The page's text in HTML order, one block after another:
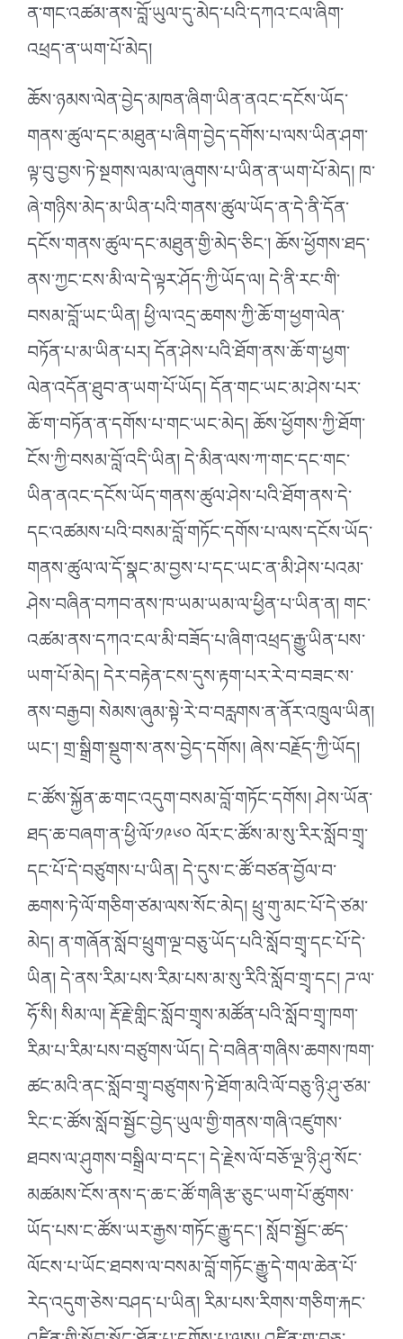
ན་གང་འཚམ་ནས་བློ་ཡུལ་དུ་མེད་པའི་དཀའ་ངལ་ཞིག་
འཕྲད་ན་ཡག་པོ་མེད།
ཆོས་ཉམས་ལེན་བྱེད་མཁན་ཞིག་ཡིན་ནའང་དངོས་ཡོད་
གནས་ཚུལ་དང་མཐུན་པ་ཞིག་བྱེད་དགོས་པ་ལས་ཡིན་ཤག་
ལྟ་བུ་བྱས་ཏེ་སྔགས་ལམ་ལ་ཞུགས་པ་ཡིན་ན་ཡག་པོ་མེད། ཁ་
ཞེ་གཉིས་མེད་མ་ཡིན་པའི་གནས་ཚུལ་ཡོད་ན་དེ་ནི་དོན་
དངོས་གནས་ཚུལ་དང་མཐུན་གྱི་མེད་ཅིང༌། ཆོས་ཕྱོགས་ཐད་
ནས་ཀྱང་ངས་མི་ལ་དེ་ལྟར་ཤོད་ཀྱི་ཡོད་ལ། དེ་ནི་རང་གི་
བསམ་བློ་ཡང་ཡིན། ཕྱི་ལ་འདྲ་ཆགས་ཀྱི་ཆོ་ག་ཕྱག་ལེན་
བཏོན་པ་མ་ཡིན་པར། དོན་ཤེས་པའི་ཐོག་ནས་ཆོ་ག་ཕྱག་
ལེན་འདོན་ཐུབ་ན་ཡག་པོ་ཡོད། དོན་གང་ཡང་མ་ཤེས་པར་
ཆོ་ག་བཏོན་ན་དགོས་པ་གང་ཡང་མེད། ཆོས་ཕྱོགས་ཀྱི་ཐོག་
ངོས་ཀྱི་བསམ་བློ་འདི་ཡིན། དེ་མིན་ལས་ཀ་གང་དང་གང་
ཡིན་ནའང་དངོས་ཡོད་གནས་ཚུལ་ཤེས་པའི་ཐོག་ནས་དེ་
དང་འཚམས་པའི་བསམ་བློ་གཏོང་དགོས་པ་ལས་དངོས་ཡོད་
གནས་ཚུལ་ལ་དོ་སྣང་མ་བྱས་པ་དང་ཡང་ན་མི་ཤེས་པའམ་
ཤེས་བཞིན་བཀབ་ནས་ཁ་ཡམ་ཡམ་ལ་ཕྱིན་པ་ཡིན་ན། གང་
འཚམ་ནས་དཀའ་ངལ་མི་བཟོད་པ་ཞིག་འཕྲད་རྒྱུ་ཡིན་པས་
ཡག་པོ་མེད། དེར་བརྟེན་ངས་དུས་རྟག་པར་རེ་བ་བཟང་ས་
ནས་བརྒྱབ། སེམས་ཞུམ་སྟེ་རེ་བ་བརླགས་ན་ནོར་འཁྲུལ་ཡིན།
ཡང༌། གྲ་སྒྲིག་སྡུག་ས་ནས་བྱེད་དགོས། ཞེས་བརྗོད་ཀྱི་ཡོད།
ང་ཚོས་སྐྱོན་ཆ་གང་འདུག་བསམ་བློ་གཏོང་དགོས། ཤེས་ཡོན་
ཐད་ཆ་བཞག་ན་ཕྱི་ལོ་༡༩༦༠ ལོར་ང་ཚོས་མ་སུ་རིར་སློབ་གྲྭ་
དང་པོ་དེ་བཙུགས་པ་ཡིན། དེ་དུས་ང་ཚོ་བཙན་བྱོལ་བ་
ཆགས་ཏེ་ལོ་གཅིག་ཙམ་ལས་སོང་མེད། ཕྲུ་གུ་མང་པོ་དེ་ཙམ་
མེད། ན་གཞོན་སློབ་ཕྲུག་ལྔ་བཅུ་ཡོད་པའི་སློབ་གྲྭ་དང་པོ་དེ་
ཡིན། དེ་ནས་རིམ་པས་རིམ་པས་མ་སུ་རིའི་སློབ་གྲྭ་དང། ཌ་ལ་
ཧོ་སི། སིམ་ལ། རྡོ་རྗེ་གླིང་སློབ་གྲྭས་མཚོན་པའི་སློབ་གྲྭ་ཁག་
རིམ་པ་རིམ་པས་བཙུགས་ཡོད། དེ་བཞིན་གཞིས་ཆགས་ཁག་
ཚང་མའི་ནང་སློབ་གྲྭ་བཙུགས་ཏེ་ཐོག་མའི་ལོ་བཅུ་ཉི་ཤུ་ཙམ་
རིང་ང་ཚོས་སློབ་སྦྱོང་བྱེད་ཡུལ་གྱི་གནས་གཞི་འཛུགས་
ཐབས་ལ་ཤུགས་བསྒྲིལ་བ་དང༌། དེ་རྗེས་ལོ་བཅོ་ལྔ་ཉི་ཤུ་སོང་
མཚམས་ངོས་ནས་ད་ཆ་ང་ཚོ་གཞི་རྩ་ཅུང་ཡག་པོ་ཚུགས་
ཡོད་པས་ང་ཚོས་ཡར་རྒྱས་གཏོང་རྒྱུ་དང༌། སློབ་སྦྱོང་ཚད་
ལོངས་པ་ཡོང་ཐབས་ལ་བསམ་བློ་གཏོང་རྒྱུ་དེ་གལ་ཆེན་པོ་
རེད་འདུག་ཅེས་བཤད་པ་ཡིན། རིམ་པས་རིགས་གཅིག་རྐང་